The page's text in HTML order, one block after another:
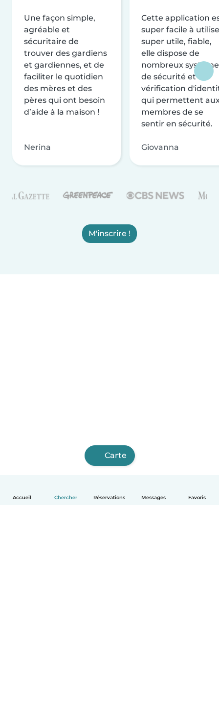
Accueil Chercher Réservations Messages Favoris
Une façon simple,
agréable et
sécuritaire de
trouver des gardiens
et gardiennes, et de
faciliter le quotidien
des mères et des
pères qui ont besoin
d’aide à la maison !
Nerina
Cette application
super facile à
super utile, fiable,
elle dispose de
nombreux
de sécurité et de
vérification
qui permettent
membres de se
sentir en sécurité.
Giovanna
M'inscrire !
Carte